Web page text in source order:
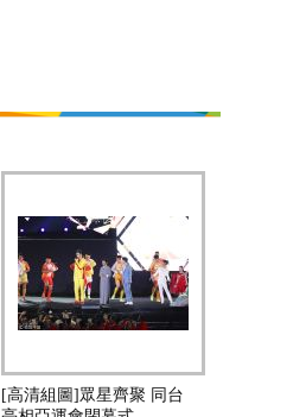
[高清組圖]眾星齊聚 同台